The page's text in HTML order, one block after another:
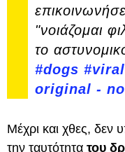
"νοιάζομαι
το
#dogs #viral
original -
Μέχρι και χθες, δεν
την ταυτότητα του